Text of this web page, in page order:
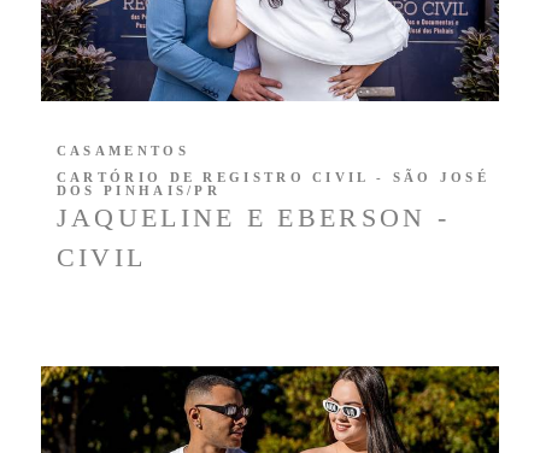
JAQUELINE E EBERSON -
CIVIL
CASAMENTOS
CARTÓRIO DE REGISTRO CIVIL - SÃO JOSÉ
DOS PINHAIS/PR